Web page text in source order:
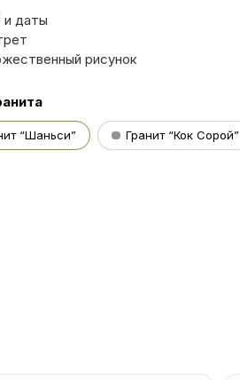
даты
рисунок
“Шаньси” Гранит “Кок Сорой”